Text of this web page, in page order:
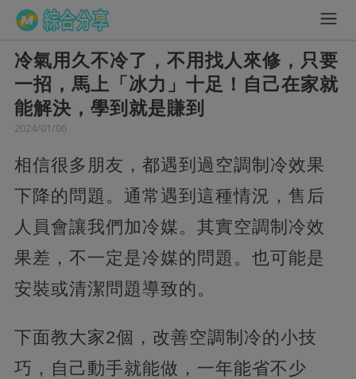
冷氣用久不冷了，不用找人來修，只要
一招，馬上「冰力」十足！自己在家就
能解決，學到就是賺到
2024/01/06
相信很多朋友，都遇到過空調制冷效果
下降的問題。通常遇到這種情況，售后
人員會讓我們加冷媒。其實空調制冷效
果差，不一定是冷媒的問題。也可能是
安裝或清潔問題導致的。
下面教大家2個，改善空調制冷的小技
巧，自己動手就能做，一年能省不少